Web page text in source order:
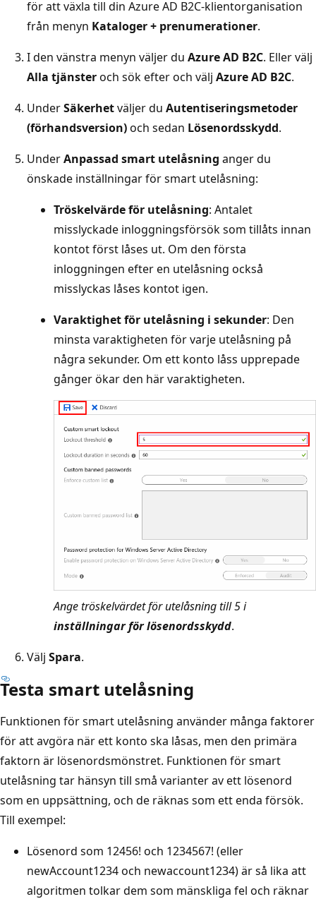
för att växla till din Azure AD B2C-klientorganisation
från menyn Kataloger + prenumerationer.
I den vänstra menyn väljer du Azure AD B2C. Eller välj
Alla tjänsteroch sök efter och välj Azure AD B2C.
UnderSäkerhetväljer du Autentiseringsmetoder
(förhandsversion)och sedan Lösenordsskydd.
UnderAnpassad smart utelåsning anger du
önskade inställningar för smart utelåsning:
Tröskelvärde för utelåsning: Antalet
misslyckade inloggningsförsök som tillåts innan
kontot först låses ut. Om den första
inloggningen efter en utelåsning också
misslyckas låses kontot igen.
Varaktighet för utelåsning i sekunder: Den
minsta varaktigheten för varje utelåsning på
några sekunder. Om ett konto låss upprepade
gånger ökar den här varaktigheten.
Ange tröskelvärdet för utelåsning till 5 i
inställningar för lösenordsskydd.
Välj Spara.
Testa smart utelåsning
Funktionen för smart utelåsning använder många faktorer
för att avgöra när ett konto ska låsas, men den primära
faktorn är lösenordsmönstret. Funktionen för smart
utelåsning tar hänsyn till små varianter av ett lösenord
som en uppsättning, och de räknas som ett enda försök.
Till exempel:
Lösenord som 12456! och 1234567! (eller
newAccount1234 och newaccount1234) är så lika att
algoritmen tolkar dem som mänskliga fel och räknar